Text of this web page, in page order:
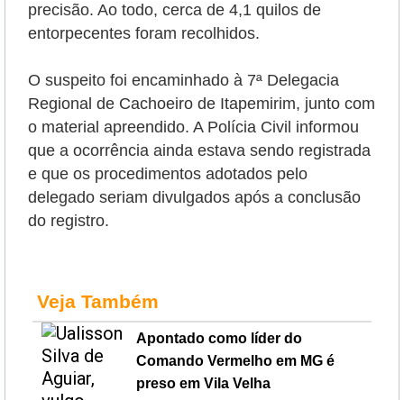
precisão. Ao todo, cerca de 4,1 quilos de
entorpecentes foram recolhidos.
O suspeito foi encaminhado à 7ª Delegacia
Regional de Cachoeiro de Itapemirim, junto com
o material apreendido. A Polícia Civil informou
que a ocorrência ainda estava sendo registrada
e que os procedimentos adotados pelo
delegado seriam divulgados após a conclusão
do registro.
Veja Também
Apontado como líder do
Comando Vermelho em MG é
preso em Vila Velha